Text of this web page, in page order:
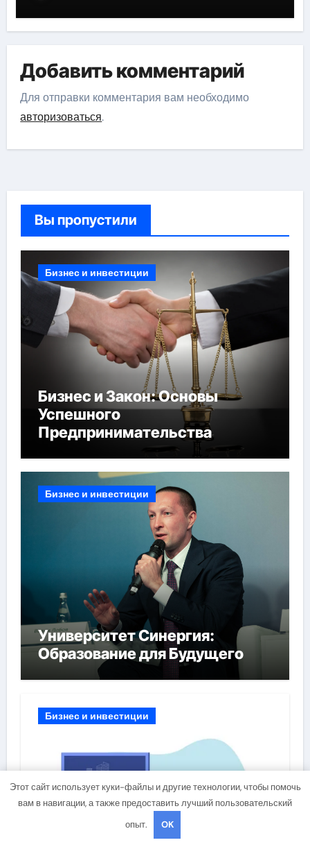
Добавить комментарий
Для отправки комментария вам необходимо
авторизоваться.
Вы пропустили
Бизнес и инвестиции
Бизнес и Закон: Основы
Успешного
Предпринимательства
Бизнес и инвестиции
Университет Синергия:
Образование для Будущего
Бизнес и инвестиции
Дистанционное обучение по
Этот сайт использует куки-файлы и другие технологии, чтобы помочь
вам в навигации, а также предоставить лучший пользовательский
опыт.
OK